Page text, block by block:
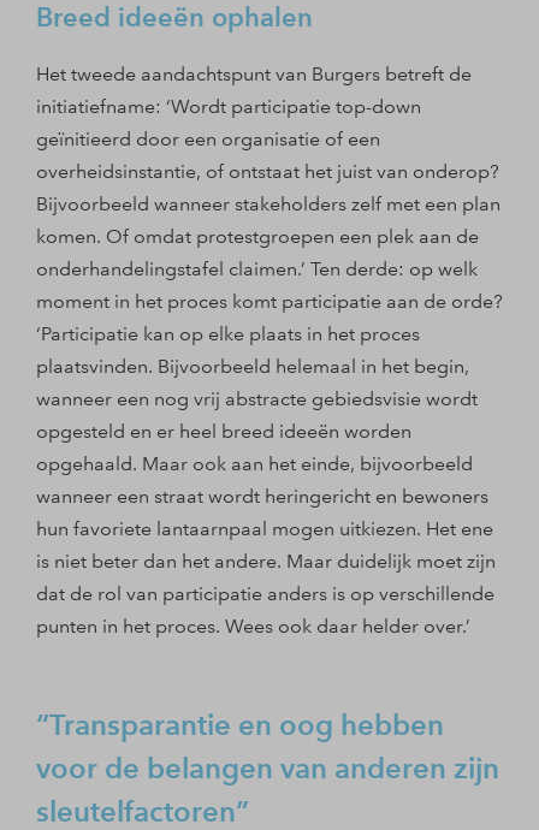
Breed ideeën ophalen
Het tweede aandachtspunt van Burgers betreft de
initiatiefname: ‘Wordt participatie top-down
geïnitieerd door een organisatie of een
overheidsinstantie, of ontstaat het juist van onderop?
Bijvoorbeeld wanneer stakeholders zelf met een plan
komen. Of omdat protestgroepen een plek aan de
onderhandelingstafel claimen.’ Ten derde: op welk
moment in het proces komt participatie aan de orde?
‘Participatie kan op elke plaats in het proces
plaatsvinden. Bijvoorbeeld helemaal in het begin,
wanneer een nog vrij abstracte gebiedsvisie wordt
opgesteld en er heel breed ideeën worden
opgehaald. Maar ook aan het einde, bijvoorbeeld
wanneer een straat wordt heringericht en bewoners
hun favoriete lantaarnpaal mogen uitkiezen. Het ene
is niet beter dan het andere. Maar duidelijk moet zijn
dat de rol van participatie anders is op verschillende
punten in het proces. Wees ook daar helder over.’
Transparantie en oog hebben
voor de belangen van anderen zijn
sleutelfactoren